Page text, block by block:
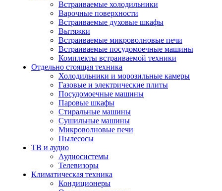
Встраиваемые холодильники
Варочные поверхности
Встраиваемые духовые шкафы
Вытяжки
Встраиваемые микроволновые печи
Встраиваемые посудомоечные машины
Комплекты встраиваемой техники
Отдельно стоящая техника
Холодильники и морозильные камеры
Газовые и электрические плиты
Посудомоечные машины
Паровые шкафы
Стиральные машины
Сушильные машины
Микроволновые печи
Пылесосы
ТВ и аудио
Аудиосистемы
Телевизоры
Климатическая техника
Кондиционеры